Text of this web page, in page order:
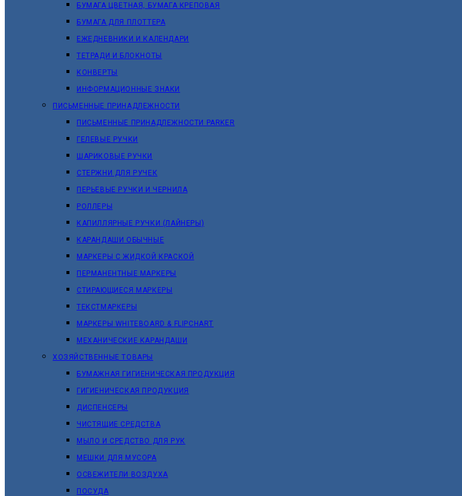
БУМАГА ЦВЕТНАЯ, БУМАГА КРЕПОВАЯ
БУМАГА ДЛЯ ПЛОТТЕРА
ЕЖЕДНЕВНИКИ И КАЛЕНДАРИ
ТЕТРАДИ И БЛОКНОТЫ
КОНВЕРТЫ
ИНФОРМАЦИОННЫЕ ЗНАКИ
ПИСЬМЕННЫЕ ПРИНАДЛЕЖНОСТИ
ПИСЬМЕННЫЕ ПРИНАДЛЕЖНОСТИ PARKER
ГЕЛЕВЫЕ РУЧКИ
ШАРИКОВЫЕ РУЧКИ
СТЕРЖНИ ДЛЯ РУЧЕК
ПЕРЬЕВЫЕ РУЧКИ И ЧЕРНИЛА
РОЛЛЕРЫ
КАПИЛЛЯРНЫЕ РУЧКИ (ЛАЙНЕРЫ)
КАРАНДАШИ ОБЫЧНЫЕ
МАРКЕРЫ C ЖИДКОЙ КРАСКОЙ
ПЕРМАНЕНТНЫЕ МАРКЕРЫ
СТИРАЮЩИЕСЯ МАРКЕРЫ
ТЕКСТМАРКЕРЫ
МАРКЕРЫ WHITEBOARD & FLIPCHART
МЕХАНИЧЕСКИЕ КАРАНДАШИ
ХОЗЯЙСТВЕННЫЕ ТОВАРЫ
БУМАЖНАЯ ГИГИЕНИЧЕСКАЯ ПРОДУКЦИЯ
ГИГИЕНИЧЕСКАЯ ПРОДУКЦИЯ
ДИСПЕНСЕРЫ
ЧИСТЯЩИЕ СРЕДСТВА
МЫЛО И СРЕДСТВО ДЛЯ РУК
МЕШКИ ДЛЯ МУСОРА
ОСВЕЖИТЕЛИ ВОЗДУХА
ПОСУДА